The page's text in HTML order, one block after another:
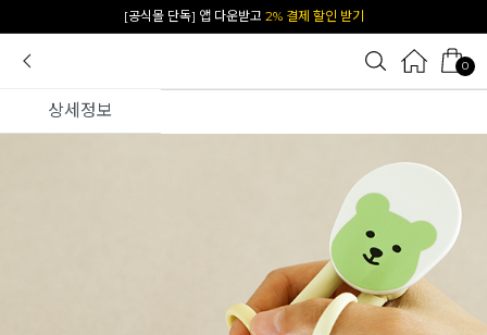
카카오 플친 추가하면1천원 즉시 할인 쿠폰
0
상세정보